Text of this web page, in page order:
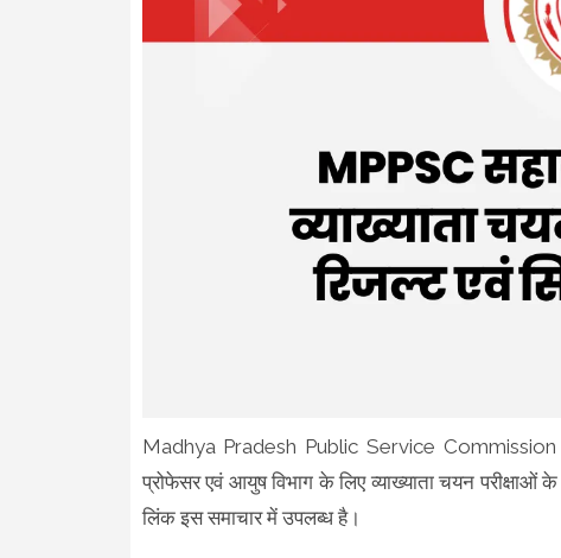
Madhya Pradesh Public Service Commission
प्रोफेसर एवं आयुष विभाग के लिए व्याख्याता चयन
लिंक इस समाचार में उपलब्ध है।